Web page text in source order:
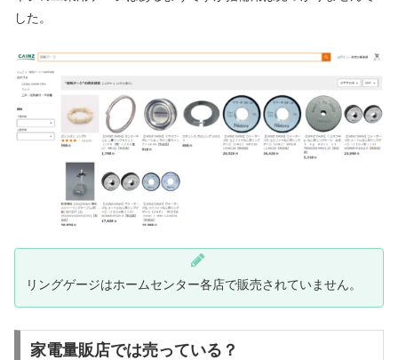
した。
リングゲージはホームセンター各店で販売されていません。
家電量販店では売っている？